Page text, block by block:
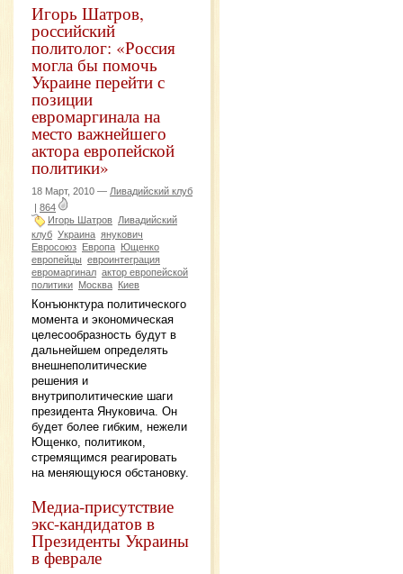
Игорь Шатров,
российский
политолог: «Россия
могла бы помочь
Украине перейти с
позиции
евромаргинала на
место важнейшего
актора европейской
политики»
18 Март, 2010 — Ливадийский клуб
| 864
Игорь Шатров Ливадийский
клуб Украина янукович
Евросоюз Европа Ющенко
европейцы евроинтеграция
евромаргинал актор европейской
политики Москва Киев
Конъюнктура политического
момента и экономическая
целесообразность будут в
дальнейшем определять
внешнеполитические
решения и
внутриполитические шаги
президента Януковича. Он
будет более гибким, нежели
Ющенко, политиком,
стремящимся реагировать
на меняющуюся обстановку.
Медиа-присутствие
экс-кандидатов в
Президенты Украины
в феврале